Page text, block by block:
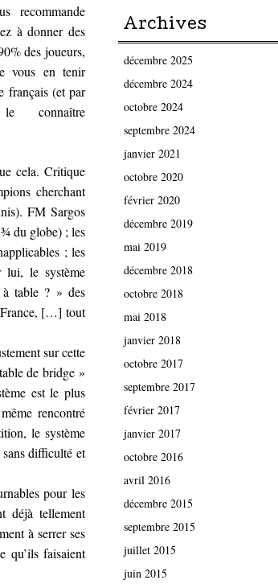
recommande
à donner des
des joueurs,
vous en tenir
français (et par
connaître
cela. Critique
cherchant
FM Sargos
¾ du globe) ; les
; les
lui, le système
à table ? » des
France, […] tout
sur cette
de bridge »
est le plus
rencontré
le système
difficulté et
pour les
déjà tellement
à serrer ses
qu’ils faisaient
Archives
décembre 2025
décembre 2024
octobre 2024
septembre 2024
janvier 2021
octobre 2020
février 2020
décembre 2019
mai 2019
décembre 2018
octobre 2018
mai 2018
janvier 2018
octobre 2017
septembre 2017
février 2017
janvier 2017
octobre 2016
avril 2016
décembre 2015
septembre 2015
juillet 2015
juin 2015